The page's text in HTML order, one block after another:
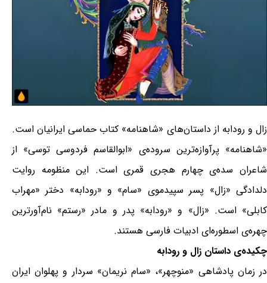
زال و رودابه از داستان‌های «شاهنامه» کتاب حماسی ایرانیان است.
«شاهنامه» پرآوازه‌ترین سروده‌ی «ابوالقاسم فردوسی توسی» از
شاعران سده‌ی چهارم هجری قمری است. این منظومه روایت
دلدادگی «زال» پسر سپیدموی «سام» و «رودابه» دختر «مهراب
کابلی» است. «زال» و «رودابه» پدر و مادر «رستم» نام‌آورترین
چهره‌ی اسطوره‌ای ادبیات فارسی هستند.
چکیده‌ی داستان زال و رودابه
در زمان پادشاهی «منوچهر»، «سام نریمان» سردار و پهلوان ایران